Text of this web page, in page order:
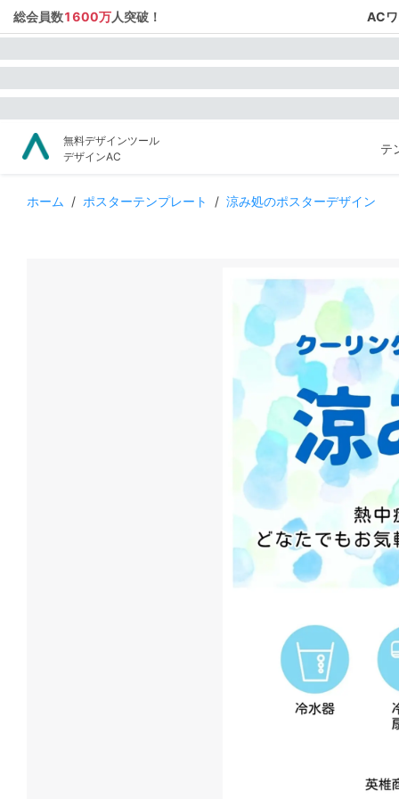
総会員数1600万人突破！ AC
無料デザインツール
デザインAC
テ
ホーム / ポスターテンプレート / 涼み処のポスターデザイン